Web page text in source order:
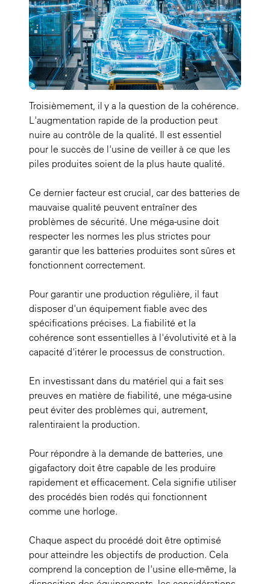
Troisièmement, il y a la question de la cohérence.
L'augmentation rapide de la production peut
nuire au contrôle de la qualité. Il est essentiel
pour le succès de l'usine de veiller à ce que les
piles produites soient de la plus haute qualité.
Ce dernier facteur est crucial, car des batteries de
mauvaise qualité peuvent entraîner des
problèmes de sécurité. Une méga-usine doit
respecter les normes les plus strictes pour
garantir que les batteries produites sont sûres et
fonctionnent correctement.
Pour garantir une production régulière, il faut
disposer d'un équipement fiable avec des
spécifications précises. La fiabilité et la
cohérence sont essentielles à l'évolutivité et à la
capacité d'itérer le processus de construction.
En investissant dans du matériel qui a fait ses
preuves en matière de fiabilité, une méga-usine
peut éviter des problèmes qui, autrement,
ralentiraient la production.
Pour répondre à la demande de batteries, une
gigafactory doit être capable de les produire
rapidement et efficacement. Cela signifie utiliser
des procédés bien rodés qui fonctionnent
comme une horloge.
Chaque aspect du procédé doit être optimisé
pour atteindre les objectifs de production. Cela
comprend la conception de l'usine elle-même, la